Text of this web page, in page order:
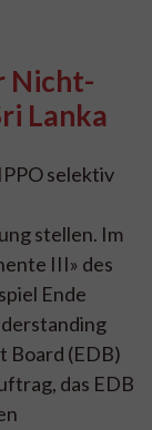
Nicht-
Lanka
selektiv
stellen. Im
III» des
Ende
Board (EDB)
das EDB